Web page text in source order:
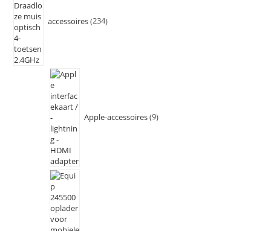
accessoires 234
Apple-accessoires 9